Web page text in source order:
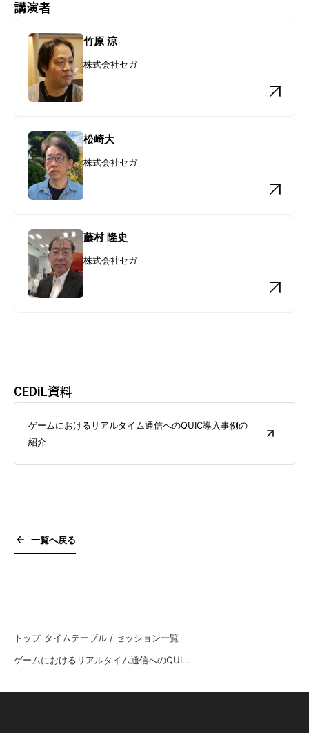
トップ タイムテーブル / セッション一覧
ゲームにおけるリアルタイム通信へのQUIC導入事例の紹介
講演者
竹原 涼
株式会社セガ
松崎大
株式会社セガ
藤村 隆史
株式会社セガ
CEDiL資料
ゲームにおけるリアルタイム通信へのQUIC導入事例の
紹介
一覧へ戻る